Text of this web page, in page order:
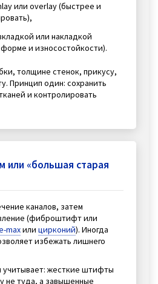
или overlay (быстрее и
или накладкой
и износостойкости).
толщине стенок, прикусу,
Принцип один: сохранить
и контролировать
или «большая старая
каналов, затем
(фиброштифт или
maxили цирконий). Иногда
избежать лишнего
учитывает: жесткие штифты
не туда, а завышенные